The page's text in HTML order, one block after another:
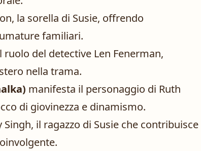
la sorella di Susie, offrendo
familiari.
ruolo del detective Len Fenerman,
nella trama.
manifesta il personaggio di Ruth
di giovinezza e dinamismo.
Singh, il ragazzo di Susie che contribuisce